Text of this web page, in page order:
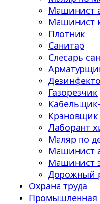
Машинист
Машинист
Плотник
Санитар
Слесарь
Газорезчик
Лаборант
Маляр по
Машинист
Машинист
Дорожный
Охрана труда
Промышленная